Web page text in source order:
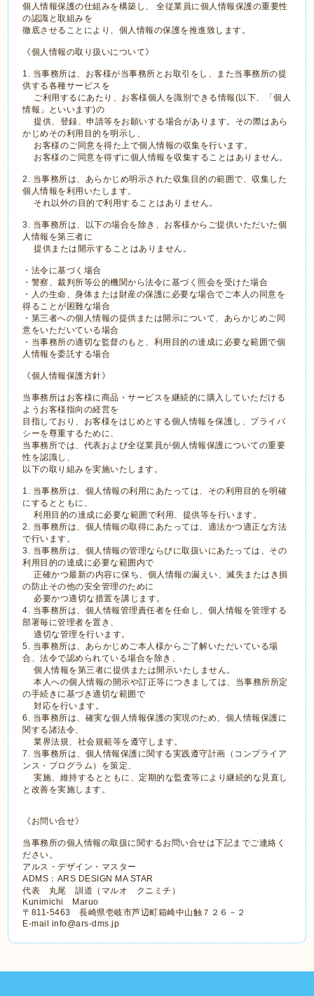
個人情報保護の仕組みを構築し、 全従業員に個人情報保護の重要性
の認識と取組みを
徹底させることにより、個人情報の保護を推進致します。
《個人情報の取り扱いについて》
1. 当事務所は、お客様が当事務所とお取引をし、また当事務所の提
供する各種サービスを
ご利用するにあたり、お客様個人を識別できる情報(以下、「個人
情報」といいます)の
提供、登録、申請等をお願いする場合があります。その際はあら
かじめその利用目的を明示し、
お客様のご同意を得た上で個人情報の収集を行います。
お客様のご同意を得ずに個人情報を収集することはありません。
2. 当事務所は、あらかじめ明示された収集目的の範囲で、収集した
個人情報を利用いたします。
それ以外の目的で利用することはありません。
3. 当事務所は、以下の場合を除き、お客様からご提供いただいた個
人情報を第三者に
提供または開示することはありません。
・法令に基づく場合
・警察、裁判所等公的機関から法令に基づく照会を受けた場合
・人の生命、身体または財産の保護に必要な場合でご本人の同意を
得ることが困難な場合
・第三者への個人情報の提供または開示について、あらかじめご同
意をいただいている場合
・当事務所の適切な監督のもと、利用目的の達成に必要な範囲で個
人情報を委託する場合
《個人情報保護方針》
当事務所はお客様に商品・サービスを継続的に購入していただける
ようお客様指向の経営を
目指しており、お客様をはじめとする個人情報を保護し、プライバ
シーを尊重するために、
当事務所では、代表および全従業員が個人情報保護についての重要
性を認識し、
以下の取り組みを実施いたします。
1. 当事務所は、個人情報の利用にあたっては、その利用目的を明確
にするとともに、
利用目的の達成に必要な範囲で利用、提供等を行います。
2. 当事務所は、個人情報の取得にあたっては、適法かつ適正な方法
で行います。
3. 当事務所は、個人情報の管理ならびに取扱いにあたっては、その
利用目的の達成に必要な範囲内で
正確かつ最新の内容に保ち、個人情報の漏えい、滅失またはき損
の防止その他の安全管理のために
必要かつ適切な措置を講じます。
4. 当事務所は、個人情報管理責任者を任命し、個人情報を管理する
部署毎に管理者を置き、
適切な管理を行います。
5. 当事務所は、あらかじめご本人様からご了解いただいている場
合、法令で認められている場合を除き、
個人情報を第三者に提供または開示いたしません。
本人への個人情報の開示や訂正等につきましては、当事務所所定
の手続きに基づき適切な範囲で
対応を行います。
6. 当事務所は、確実な個人情報保護の実現のため、個人情報保護に
関する諸法令、
業界法規、社会規範等を遵守します。
7. 当事務所は、個人情報保護に関する実践遵守計画（コンプライア
ンス・プログラム）を策定、
実施、維持するとともに、定期的な監査等により継続的な見直し
と改善を実施します。
《お問い合せ》
当事務所の個人情報の取扱に関するお問い合せは下記までご連絡く
ださい。
アルス・デザイン・マスター
ADMS：ARS DESIGN MA STAR
代表 丸尾 訓道（マルオ クニミチ）
Kunimichi Maruo
〒811-5463 長崎県壱岐市芦辺町箱崎中山触７２６－２
E-mail info@ars-dms.jp